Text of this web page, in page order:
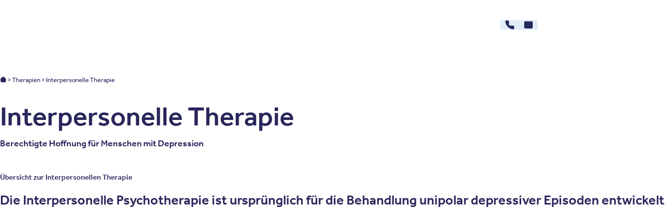
030 - 26478607
Kontakt
Oberberg Kliniken: Startseite
Therapien Interpersonelle Therapie
Interpersonelle Therapie
Berechtigte Hoffnung für Menschen mit Depression
Übersicht zur Interpersonellen Therapie
Die Interpersonelle Psychotherapie ist ursprünglich für die Behandlung unipolar depressiver Episoden entwickelt